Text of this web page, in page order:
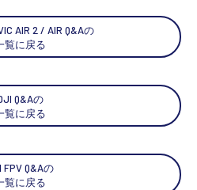
AIR 2 / AIR Q&Aの
覧に戻る
Q&Aの
覧に戻る
FPV Q&Aの
覧に戻る